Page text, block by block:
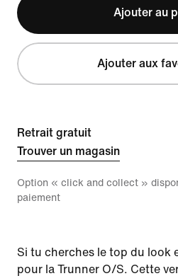
Ajouter au
Ajouter aux
Retrait gratuit
Trouver un magasin
Option « click and collect »
paiement
Si tu cherches le top du look
pour la Trunner O/S. Cette